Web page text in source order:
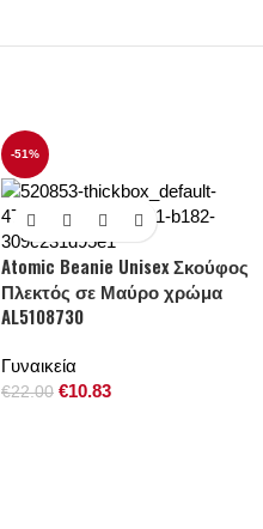
-51%
Atomic Beanie Unisex Σκούφος
Πλεκτός σε Μαύρο χρώμα
AL5108730
Γυναικεία
€22.00 €10.83